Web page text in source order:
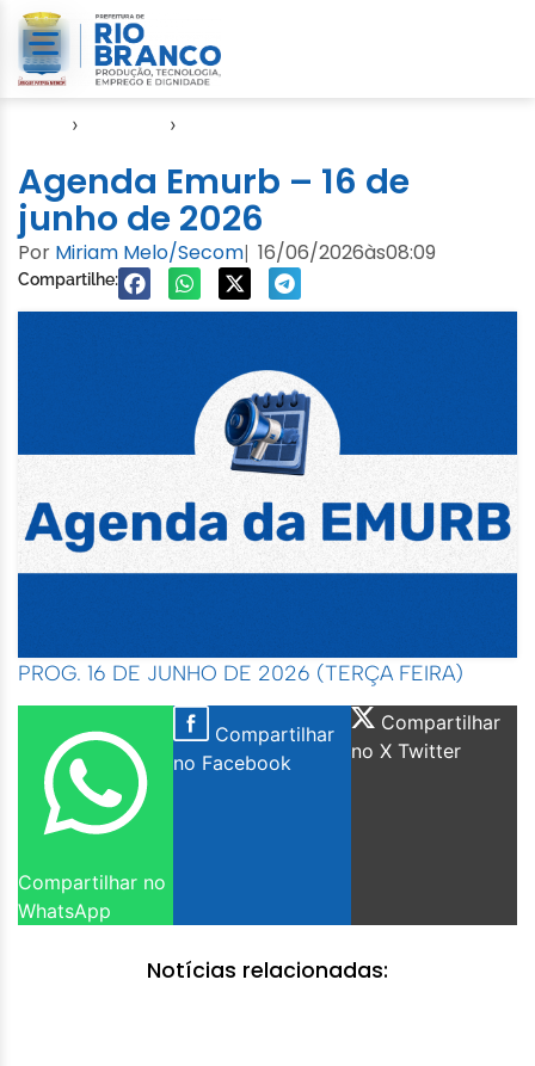
› ›
Agenda Emurb – 16 de
junho de 2026
Por Miriam Melo/Secom| 16/06/2026às08:09
Compartilhe:
PROG. 16 DE JUNHO DE 2026 (TERÇA FEIRA)
Compartilhar no
WhatsApp
Compartilhar
no Facebook
Compartilhar
no X Twitter
Notícias relacionadas: